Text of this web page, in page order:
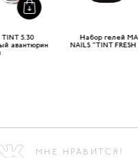
5.30
авантюрин
Набор гелей
NAILS "TINT
МНЕ НРАВИТСЯ!